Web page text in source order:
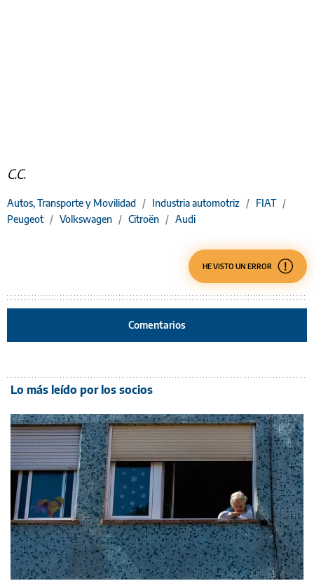
C.C.
Autos, Transporte y Movilidad / Industria automotriz / FIAT /
Peugeot / Volkswagen / Citroën / Audi
HE VISTO UN ERROR
Comentarios
Lo más leído por los socios